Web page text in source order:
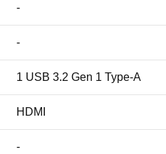
-
-
1 USB 3.2 Gen 1 Type-A
HDMI
-